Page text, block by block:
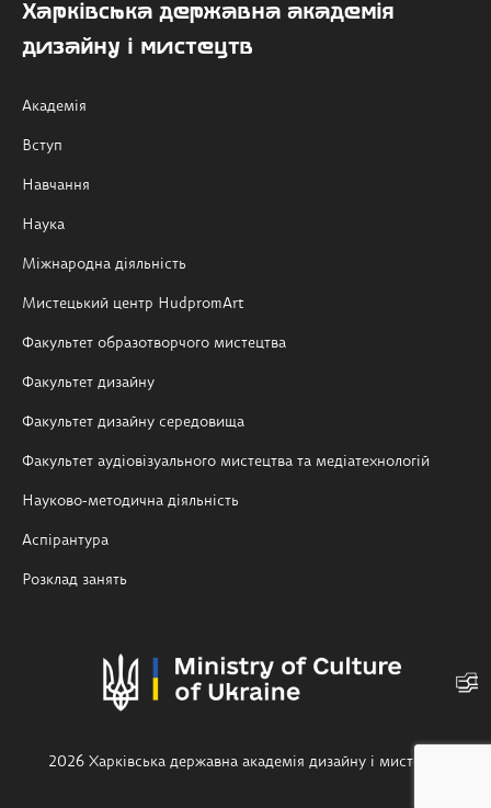
Харківська державна академія
дизайну і мистецтв
Академія
Вступ
Навчання
Наука
Міжнародна діяльність
Мистецький центр HudpromArt
Факультет образотворчого мистецтва
Факультет дизайну
Факультет дизайну середовища
Факультет аудіовізуального мистецтва та медіатехнологій
Науково-методична діяльність
Аспірантура
Розклад занять
2026 Харківська державна академія дизайну і мистецтв